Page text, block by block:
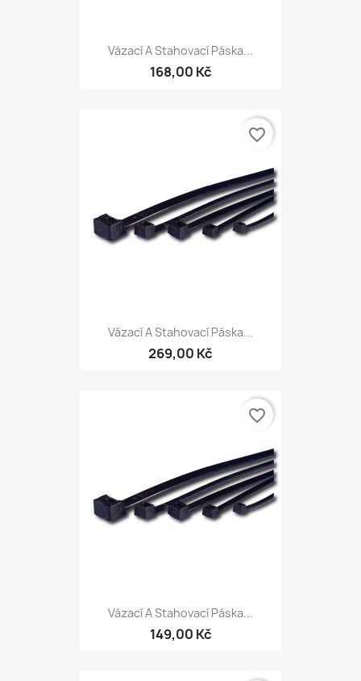
Vázací A Stahovací Páska...
168,00 Kč
Vázací A Stahovací Páska...
269,00 Kč
favorite_border
Vázací A Stahovací Páska...
149,00 Kč
favorite_border